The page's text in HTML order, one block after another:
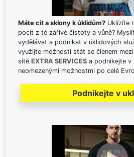
Máte cit a sklony k úklidům? Uklízíte
pocit z té zářivé čistoty a vůně?
vydělávat a podnikat v úklidových
využijte možnosti stát se členem
sítě EXTRA SERVICES a podnikejte v
neomezenými možnostmi po celé
Podnikejte v